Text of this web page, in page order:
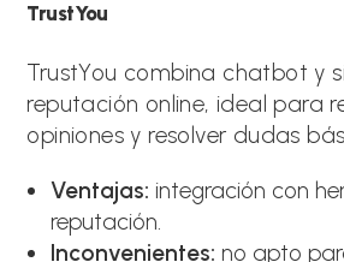
TrustYou
TrustYou combina chatbot y
reputación online, ideal para
opiniones y resolver dudas
Ventajas: integración con
reputación.
Inconvenientes: no apto